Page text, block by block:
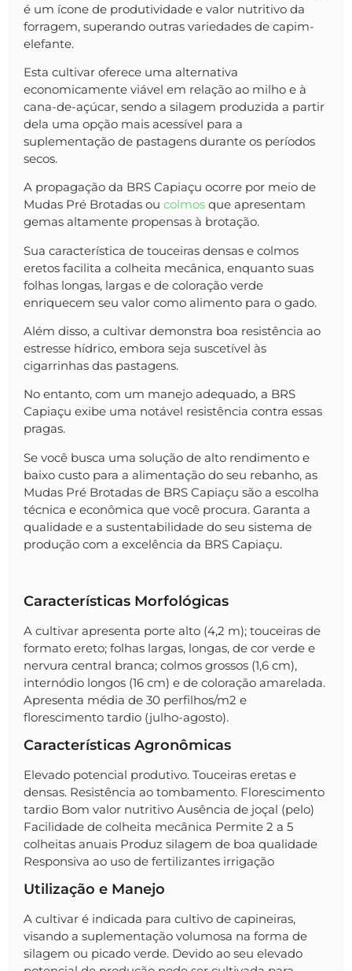
é um ícone de produtividade e valor nutritivo da
forragem, superando outras variedades de capim-
elefante.
Esta cultivar oferece uma alternativa
economicamente viável em relação ao milho e à
cana-de-açúcar, sendo a silagem produzida a partir
dela uma opção mais acessível para a
suplementação de pastagens durante os períodos
secos.
A propagação da BRS Capiaçu ocorre por meio de
Mudas Pré Brotadas ou colmos que apresentam
gemas altamente propensas à brotação.
Sua característica de touceiras densas e colmos
eretos facilita a colheita mecânica, enquanto suas
folhas longas, largas e de coloração verde
enriquecem seu valor como alimento para o gado.
Além disso, a cultivar demonstra boa resistência ao
estresse hídrico, embora seja suscetível às
cigarrinhas das pastagens.
No entanto, com um manejo adequado, a BRS
Capiaçu exibe uma notável resistência contra essas
pragas.
Se você busca uma solução de alto rendimento e
baixo custo para a alimentação do seu rebanho, as
Mudas Pré Brotadas de BRS Capiaçu são a escolha
técnica e econômica que você procura. Garanta a
qualidade e a sustentabilidade do seu sistema de
produção com a excelência da BRS Capiaçu.
Características Morfológicas
A cultivar apresenta porte alto (4,2 m); touceiras de
formato ereto; folhas largas, longas, de cor verde e
nervura central branca; colmos grossos (1,6 cm),
internódio longos (16 cm) e de coloração amarelada.
Apresenta média de 30 perfilhos/m2 e
florescimento tardio (julho-agosto).
Características Agronômicas
Elevado potencial produtivo. Touceiras eretas e
densas. Resistência ao tombamento. Florescimento
tardio Bom valor nutritivo Ausência de joçal (pelo)
Facilidade de colheita mecânica Permite 2 a 5
colheitas anuais Produz silagem de boa qualidade
Responsiva ao uso de fertilizantes irrigação ​
Utilização e Manejo
A cultivar é indicada para cultivo de capineiras,
visando a suplementação volumosa na forma de
silagem ou picado verde. Devido ao seu elevado